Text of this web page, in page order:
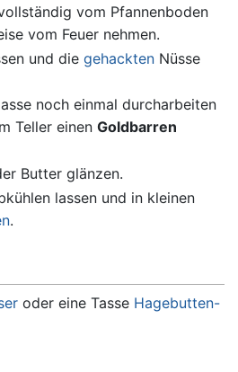
vom Pfannenboden
vom Feuer nehmen.
und die gehacktenNüsse
noch einmal durcharbeiten
Teller einen Goldbarren
Butter glänzen.
lassen und in kleinen
.
oder eine Tasse Hagebutten-